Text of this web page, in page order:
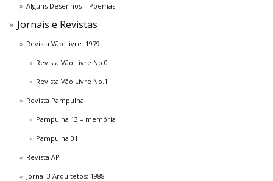
Alguns Desenhos – Poemas
Jornais e Revistas
Revista Vão Livre: 1979
Revista Vão Livre No.0
Revista Vão Livre No.1
Revista Pampulha
Pampulha 13 – memória
Pampulha 01
Revista AP
Jornal 3 Arquitetos: 1988